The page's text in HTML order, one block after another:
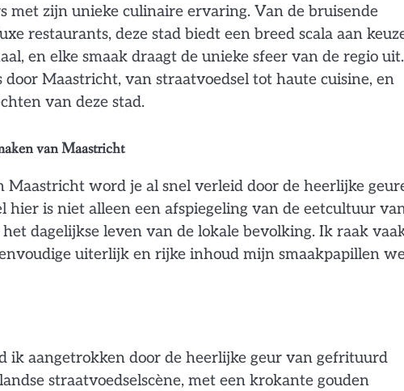
met zijn unieke culinaire ervaring. Van de bruisende
restaurants, deze stad biedt een breed scala aan
en elke smaak draagt de unieke sfeer van de regio
Maastricht, van straatvoedsel tot haute cuisine, en
van deze stad.
van Maastricht
Maastricht word je al snel verleid door de heerlijke
hier is niet alleen een afspiegeling van de eetcultuur
dagelijkse leven van de lokale bevolking. Ik raak
uiterlijk en rijke inhoud mijn smaakpapillen
ik aangetrokken door de heerlijke geur van gefrituurd
straatvoedselscène, met een krokante gouden